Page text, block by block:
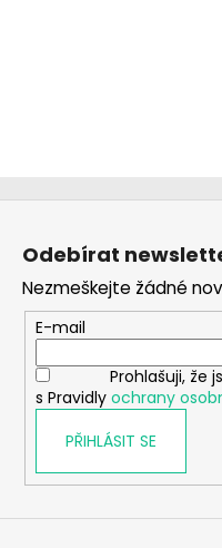
Z
Odebírat
Nezmeškejte žádné
E-mail
Prohlašuji, že
s Pravidly ochrany
PŘIHLÁSIT SE